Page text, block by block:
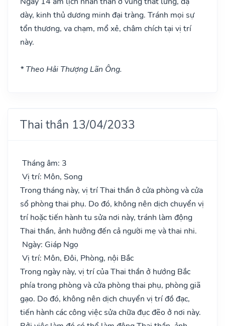
dày, kinh thủ dương minh đại tràng. Tránh mọi sự
tổn thương, va chạm, mổ xẻ, châm chích tại vị trí
này.
* Theo Hải Thượng Lãn Ông.
Thai thần 13/04/2033
Tháng âm: 3
Vị trí: Môn, Song
Trong tháng này, vị trí Thai thần ở cửa phòng và cửa
sổ phòng thai phụ. Do đó, không nên dịch chuyển vị
trí hoặc tiến hành tu sửa nơi này, tránh làm động
Thai thần, ảnh hưởng đến cả người mẹ và thai nhi.
Ngày: Giáp Ngọ
Vị trí: Môn, Đôi, Phòng, nội Bắc
Trong ngày này, vị trí của Thai thần ở hướng Bắc
phía trong phòng và cửa phòng thai phụ, phòng giã
gạo. Do đó, không nên dịch chuyển vị trí đồ đạc,
tiến hành các công việc sửa chữa đục đẽo ở nơi này.